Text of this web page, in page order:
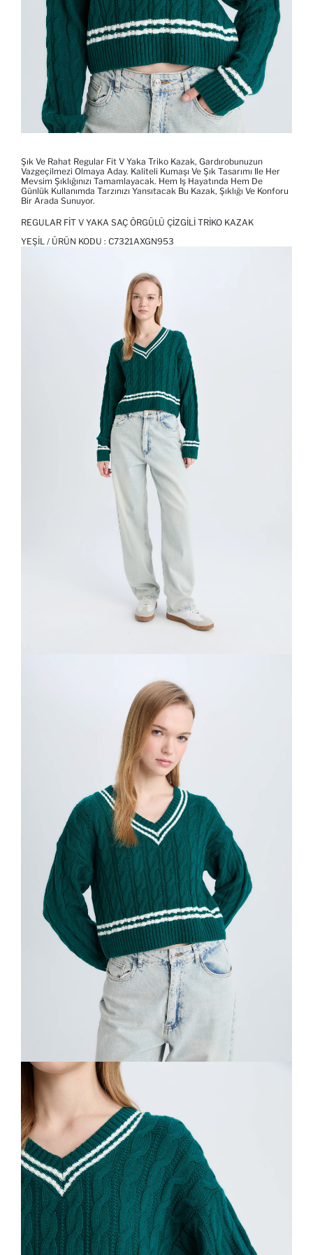
Şık Ve Rahat Regular Fit V Yaka Triko Kazak, Gardırobunuzun
Vazgeçilmezi Olmaya Aday. Kaliteli Kumaşı Ve Şık Tasarımı Ile Her
Mevsim Şıklığınızı Tamamlayacak. Hem Iş Hayatında Hem De
Günlük Kullanımda Tarzınızı Yansıtacak Bu Kazak, Şıklığı Ve Konforu
Bir Arada Sunuyor.
REGULAR FIT V YAKA SAÇ ÖRGÜLÜ ÇIZGILI TRIKO KAZAK
YEŞIL / ÜRÜN KODU : C7321AXGN953